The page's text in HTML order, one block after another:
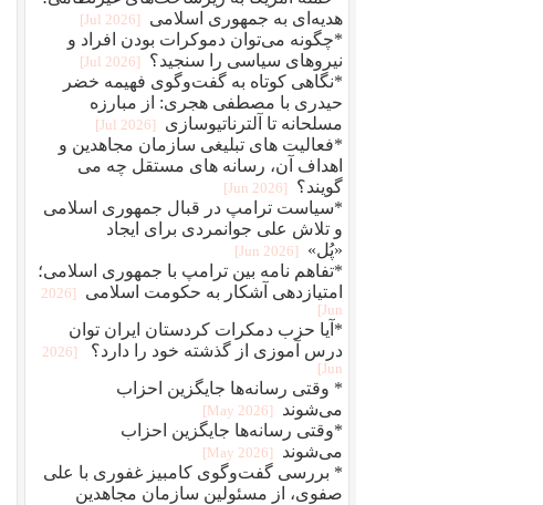
هدیه‌ای به جمهوری اسلامی
[2026 Jul]
*چگونه می‌توان دموکرات بودن افراد و
نیروهای سیاسی را سنجید؟
[2026 Jul]
*نگاهی کوتاه به گفت‌وگوی فهیمه خضر
حیدری با مصطفی هجری: از مبارزه
مسلحانه تا آلترناتیوسازی
[2026 Jul]
*فعالیت های تبلیغی سازمان مجاهدین و
اهداف آن، رسانه های مستقل چه می
گویند؟
[2026 Jun]
*سیاست ترامپ در قبال جمهوری اسلامی
و تلاش علی جوانمردی برای ایجاد
«پُل»
[2026 Jun]
*تفاهم نامه بین ترامپ با جمهوری اسلامی؛
امتیازدهی آشکار به حکومت اسلامی
[2026
Jun]
*آیا حزب دمکرات کردستان ایران توان
درس آموزی از گذشته خود را دارد؟
[2026
Jun]
* وقتی رسانه‌ها جایگزین احزاب
می‌شوند
[2026 May]
*وقتی رسانه‌ها جایگزین احزاب
می‌شوند
[2026 May]
* بررسی گفت‌وگوی کامبیز غفوری با علی
صفوی، از مسئولین سازمان مجاهدین